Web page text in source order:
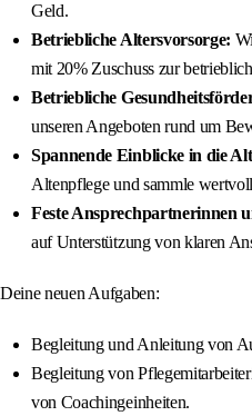
Geld.
Betriebliche Altersvorsorge:
mit 20% Zuschuss zur
Betriebliche
unseren Angeboten rund um
Spannende Einblicke in die
Altenpflege und sammle
Feste Ansprechpartnerinnen
auf Unterstützung von klaren
Deine neuen Aufgaben:
Begleitung und Anleitung von
Begleitung von
von Coachingeinheiten.